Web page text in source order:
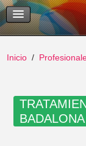
Temas
Buscar
Inicio
BADALONA